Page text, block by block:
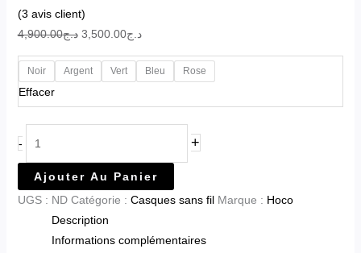
(3 avis client)
د.ج4,900.00 د.ج3,500.00
Noir Argent Vert Bleu Rose
Effacer
- +
Ajouter Au Panier
UGS : ND Catégorie : Casques sans fil Marque : Hoco
Description
Informations complémentaires